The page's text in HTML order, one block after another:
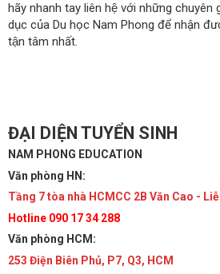
hãy nhanh tay liên hệ với những chuyên
dục của Du học Nam Phong để nhận
tận tâm nhất.
ĐẠI DIỆN TUYỂN SINH
NAM PHONG EDUCATION
Văn phòng HN:
Tầng 7 tòa nhà HCMCC 2B Văn Cao -
Hotline 090 17 34 288
Văn phòng HCM:
253 Điện Biên Phủ, P7, Q3, HCM